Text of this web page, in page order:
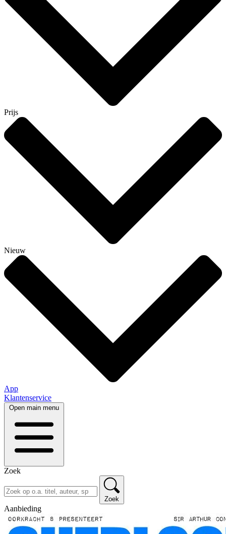
Prijs
Nieuw
App
Klantenservice
Open main menu
Zoek
Zoek
Aanbieding